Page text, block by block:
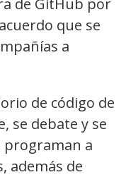
de GitHub por
que se
a
de código de
se debate y se
programan a
además de